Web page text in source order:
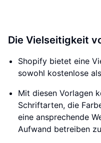
Die Vielseitigkeit
Shopify bietet eine
sowohl kostenlose
Mit diesen Vorlagen
Schriftarten, die
eine ansprechende
Aufwand betreiben